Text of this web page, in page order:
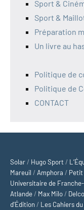
Sport &
Sport &
Préparation
Un livre au
Politique de
Politique de
CONTACT
Solar / Hugo Sport /
Mareuil / Amphora /
Universitaire de
Atlande / Max Milo /
d'Édition / Les Cahiers